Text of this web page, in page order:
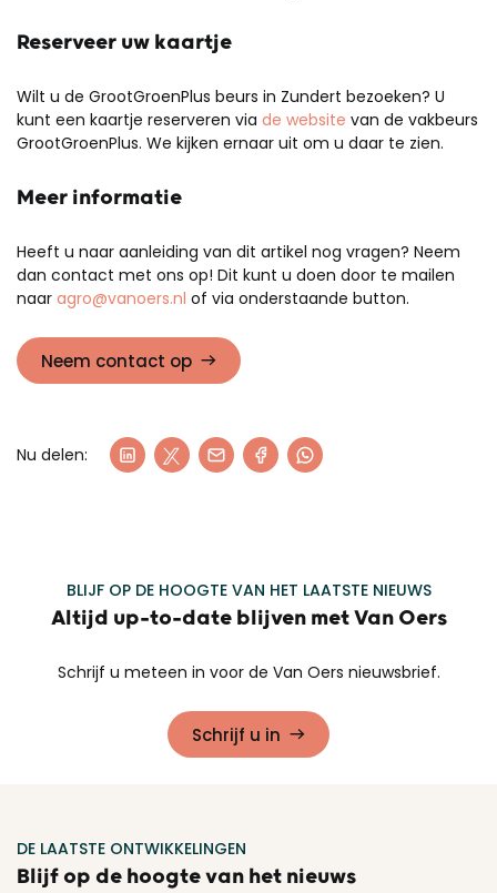
Reserveer uw kaartje
Wilt u de GrootGroenPlus beurs in Zundert bezoeken? U
kunt een kaartje reserveren via de website van de vakbeurs
GrootGroenPlus. We kijken ernaar uit om u daar te zien.
Meer informatie
Heeft u naar aanleiding van dit artikel nog vragen? Neem
dan contact met ons op! Dit kunt u doen door te mailen
naar agro@vanoers.nl of via onderstaande button.
Neem contact op
Nu delen:
BLIJF OP DE HOOGTE VAN HET LAATSTE NIEUWS
Altijd up-to-date blijven met Van Oers
Schrijf u meteen in voor de Van Oers nieuwsbrief.
Schrijf u in
DE LAATSTE ONTWIKKELINGEN
Blijf op de hoogte van het nieuws